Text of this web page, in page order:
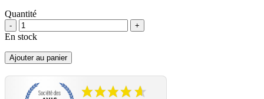
Quantité
- +
En stock
Ajouter au panier